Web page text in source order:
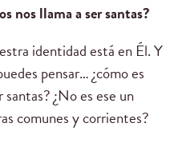
nos llama a ser santas?
identidad está en Él. Y
pensar… ¿cómo es
¿No es ese un
comunes y corrientes?